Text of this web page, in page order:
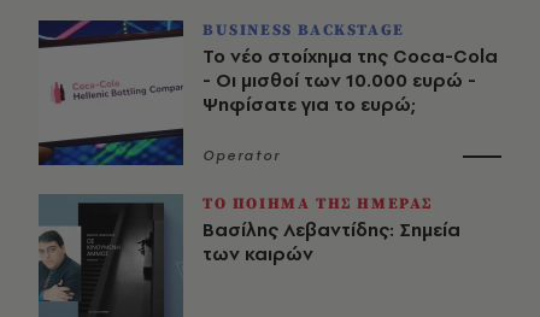
BUSINESS BACKSTAGE
Το νέο στοίχημα της Coca-Cola
- Οι μισθοί των 10.000 ευρώ -
Ψηφίσατε για το ευρώ;
Operator
ΤΟ ΠΟΙΗΜΑ ΤΗΣ ΗΜΕΡΑΣ
Βασίλης Λεβαντίδης: Σημεία
των καιρών